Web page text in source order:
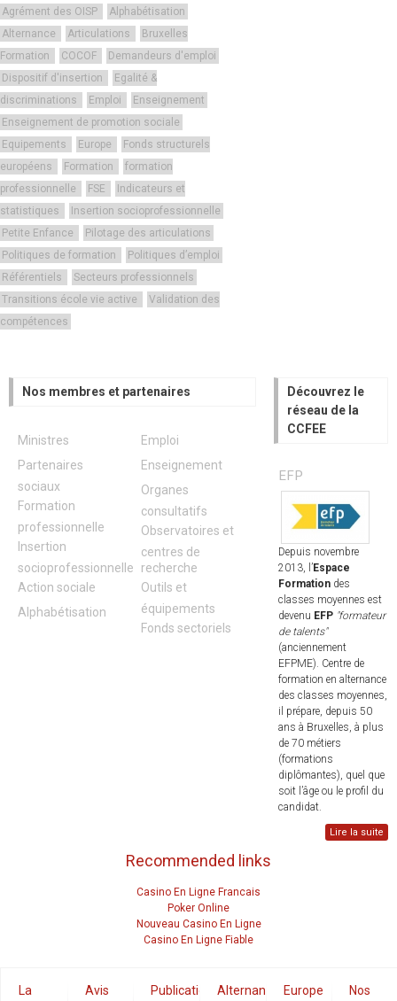
Agrément des OISP
Alphabétisation
Alternance
Articulations
Bruxelles
Formation
COCOF
Demandeurs d'emploi
Dispositif d'insertion
Egalité &
discriminations
Emploi
Enseignement
Enseignement de promotion sociale
Equipements
Europe
Fonds structurels
européens
Formation
formation
professionnelle
FSE
Indicateurs et
statistiques
Insertion socioprofessionnelle
Petite Enfance
Pilotage des articulations
Politiques de formation
Politiques d’emploi
Référentiels
Secteurs professionnels
Transitions école vie active
Validation des
compétences
Nos membres et partenaires
Ministres
Partenaires
sociaux
Formation
professionnelle
Insertion
socioprofessionnelle
Action sociale
Alphabétisation
Emploi
Enseignement
Organes
consultatifs
Observatoires et
centres de
recherche
Outils et
équipements
Fonds sectoriels
Découvrez le
réseau de la
CCFEE
EFP
Depuis novembre
2013, l’Espace
Formation des
classes moyennes est
devenu EFP "formateur
de talents"
(anciennement
EFPME). Centre de
formation en alternance
des classes moyennes,
il prépare, depuis 50
ans à Bruxelles, à plus
de 70 métiers
(formations
diplômantes), quel que
soit l’âge ou le profil du
candidat.
Lire la suite
Recommended links
Casino En Ligne Francais
Poker Online
Nouveau Casino En Ligne
Casino En Ligne Fiable
La
Avis PublicationsAlternance Europe
Nos